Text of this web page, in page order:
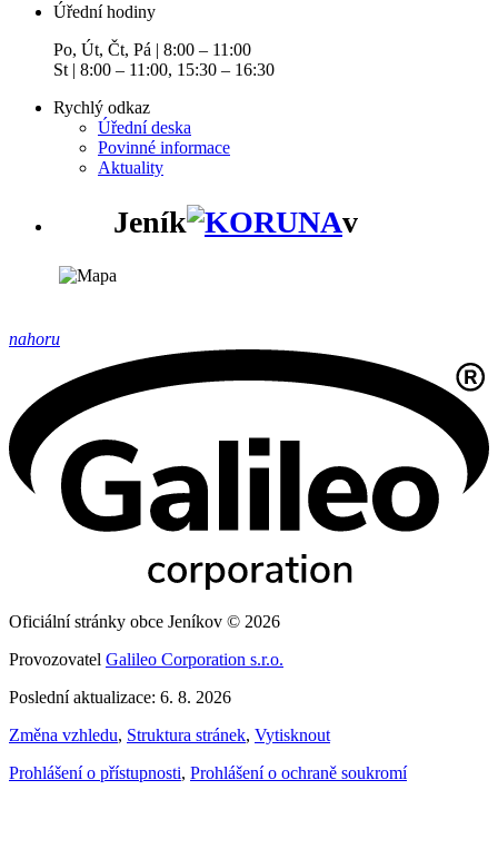
Úřední hodiny
Po, Út, Čt, Pá | 8:00 – 11:00
St | 8:00 – 11:00, 15:30 – 16:30
Rychlý odkaz
Úřední deska
Povinné informace
Aktuality
Jeník v
nahoru
Oficiální stránky obce Jeníkov © 2026
Provozovatel Galileo Corporation s.r.o.
Poslední aktualizace: 6. 8. 2026
Změna vzhledu, Struktura stránek, Vytisknout
Prohlášení o přístupnosti, Prohlášení o ochraně soukromí